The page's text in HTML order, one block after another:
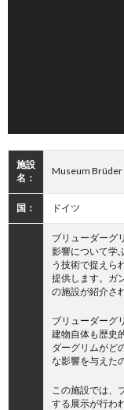
施設
名：
Museum Brüder
国： ドイツ
ブリューダーグ
影響について学
う技術で捉えら
提供します。ガ
の施設が紹介さ
ブリューダーグ
建物自体も歴史
ダーグリムがど
な影響を与えた
この施設では、
する展示が行わ